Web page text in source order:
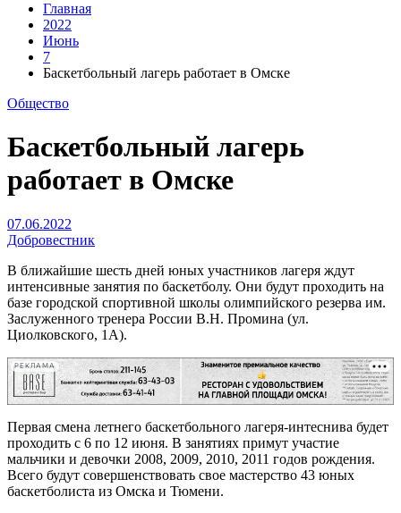
Главная
2022
Июнь
7
Баскетбольный лагерь работает в Омске
Общество
Баскетбольный лагерь
работает в Омске
07.06.2022
Добровестник
В ближайшие шесть дней юных участников лагеря ждут
интенсивные занятия по баскетболу. Они будут проходить на
базе городской спортивной школы олимпийского резерва им.
Заслуженного тренера России В.Н. Промина (ул.
Циолковского, 1А).
РЕКЛАМА
Первая смена летнего баскетбольного лагеря-интеснива будет
проходить с 6 по 12 июня. В занятиях примут участие
мальчики и девочки 2008, 2009, 2010, 2011 годов рождения.
Всего будут совершенствовать свое мастерство 43 юных
баскетболиста из Омска и Тюмени.